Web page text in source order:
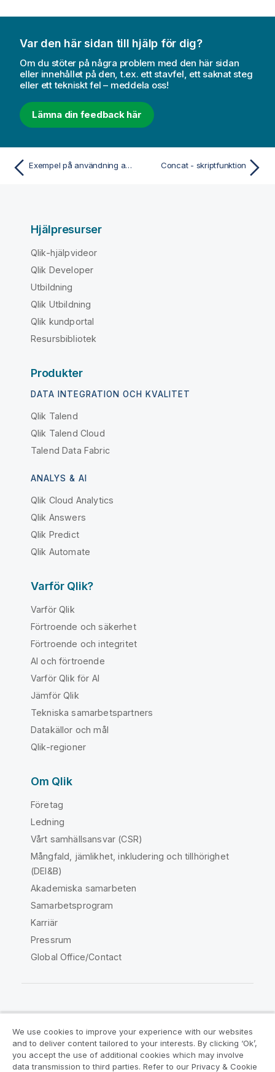
Var den här sidan till hjälp för dig?
Om du stöter på några problem med den här sidan
eller innehållet på den, t.ex. ett stavfel, ett saknat steg
eller ett tekniskt fel – meddela oss!
Lämna din feedback här
Exempel på användning av z-test-funktioner Concat - skriptfunktion
Hjälpresurser
Qlik-hjälpvideor
Qlik Developer
Utbildning
Qlik Utbildning
Qlik kundportal
Resursbibliotek
Produkter
DATA INTEGRATION OCH KVALITET
Qlik Talend
Qlik Talend Cloud
Talend Data Fabric
ANALYS & AI
Qlik Cloud Analytics
Qlik Answers
Qlik Predict
Qlik Automate
Varför Qlik?
Varför Qlik
Förtroende och säkerhet
Förtroende och integritet
AI och förtroende
Varför Qlik för AI
Jämför Qlik
Tekniska samarbetspartners
Datakällor och mål
Qlik-regioner
Om Qlik
Företag
Ledning
Vårt samhällsansvar (CSR)
Mångfald, jämlikhet, inkludering och tillhörighet
(DEI&B)
Akademiska samarbeten
Samarbetsprogram
Karriär
Pressrum
Global Office/Contact
Juridiska avtal
Produktvillkor
Legal Policies
Legal Policies
We use cookies to improve your experience with our websites
and to deliver content tailored to your interests. By clicking ‘Ok’,
you accept the use of additional cookies which may involve
data transmission to third parties. Refer to our Privacy & Cookie